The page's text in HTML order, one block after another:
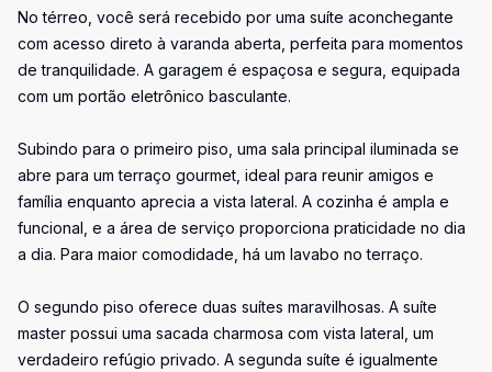
No térreo, você será recebido por uma suíte aconchegante
com acesso direto à varanda aberta, perfeita para momentos
de tranquilidade. A garagem é espaçosa e segura, equipada
com um portão eletrônico basculante.
Subindo para o primeiro piso, uma sala principal iluminada se
abre para um terraço gourmet, ideal para reunir amigos e
família enquanto aprecia a vista lateral. A cozinha é ampla e
funcional, e a área de serviço proporciona praticidade no dia
a dia. Para maior comodidade, há um lavabo no terraço.
O segundo piso oferece duas suítes maravilhosas. A suíte
master possui uma sacada charmosa com vista lateral, um
verdadeiro refúgio privado. A segunda suíte é igualmente